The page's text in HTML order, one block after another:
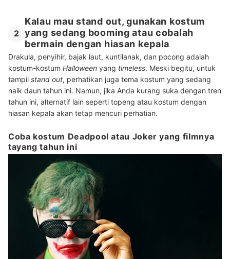
2
Kalau mau stand out, gunakan kostum
yang sedang booming atau cobalah
bermain dengan hiasan kepala
Drakula, penyihir, bajak laut, kuntilanak, dan pocong adalah
kostum-kostum Halloween yang timeless. Meski begitu, untuk
tampil stand out, perhatikan juga tema kostum yang sedang
naik daun tahun ini. Namun, jika Anda kurang suka dengan tren
tahun ini, alternatif lain seperti topeng atau kostum dengan
hiasan kepala akan tetap mencuri perhatian.
Coba kostum Deadpool atau Joker yang filmnya
tayang tahun ini